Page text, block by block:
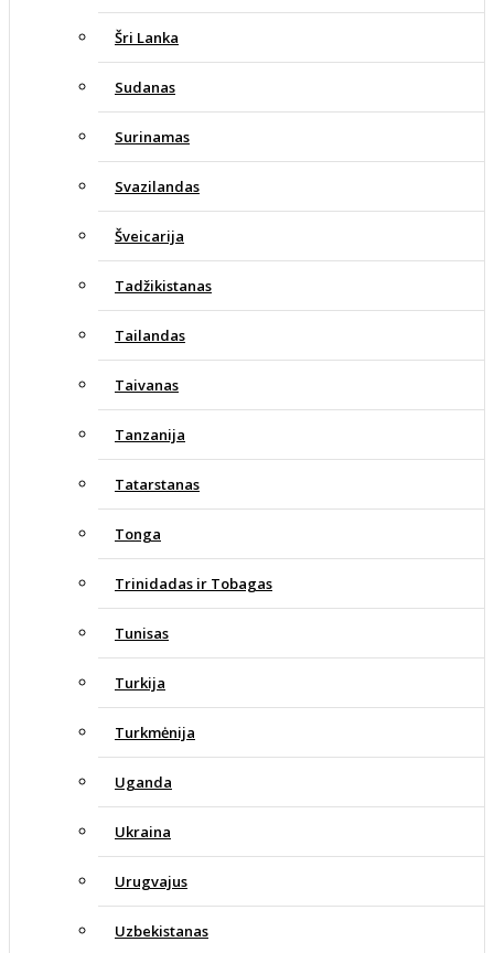
Šri Lanka
Sudanas
Surinamas
Svazilandas
Šveicarija
Tadžikistanas
Tailandas
Taivanas
Tanzanija
Tatarstanas
Tonga
Trinidadas ir Tobagas
Tunisas
Turkija
Turkmėnija
Uganda
Ukraina
Urugvajus
Uzbekistanas